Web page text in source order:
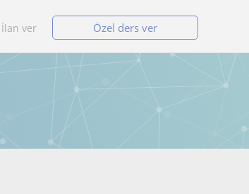
İlan ver Özel ders ver